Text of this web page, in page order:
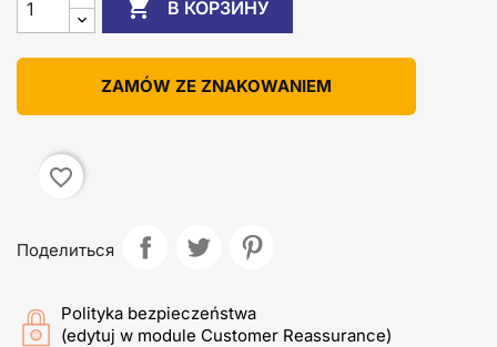
 В КОРЗИНУ
ZAMÓW ZE ZNAKOWANIEM
favorite_border
Поделиться
Polityka bezpieczeństwa
(edytuj w module Customer Reassurance)